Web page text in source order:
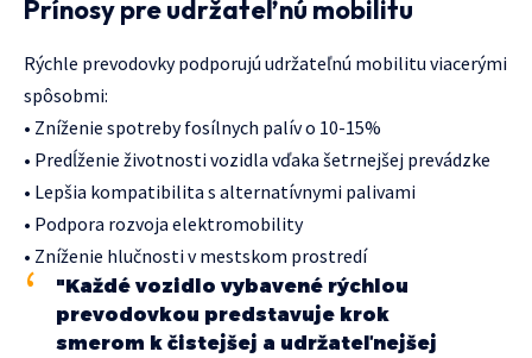
Prínosy pre udržateľnú mobilitu
Rýchle prevodovky podporujú udržateľnú mobilitu viacerými
spôsobmi:
• Zníženie spotreby fosílnych palív o 10-15%
• Predĺženie životnosti vozidla vďaka šetrnejšej prevádzke
• Lepšia kompatibilita s alternatívnymi palivami
• Podpora rozvoja elektromobility
• Zníženie hlučnosti v mestskom prostredí
"Každé vozidlo vybavené rýchlou
prevodovkou predstavuje krok
smerom k čistejšej a udržateľnejšej